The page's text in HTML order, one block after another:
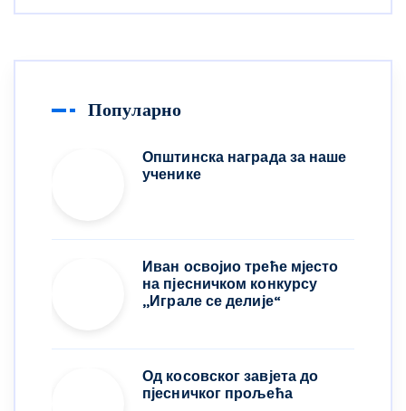
Популарно
Општинска награда за наше
ученике
Иван освојио треће мјесто
на пјесничком конкурсу
,,Играле се делије“
Од косовског завјета до
пјесничког прољећа